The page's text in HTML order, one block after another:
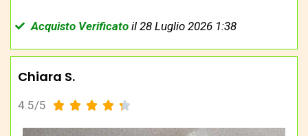
Acquisto Verificatoil 28 Luglio 2026 1:38
Chiara S.
4.5/5     